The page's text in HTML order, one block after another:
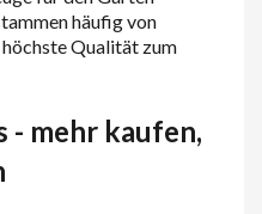
häufig von
Qualität zum
- mehr kaufen,